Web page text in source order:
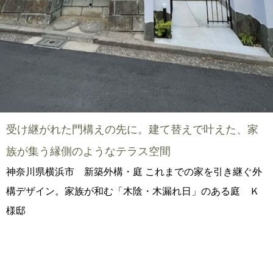
受け継がれた門構えの先に。建て替えで叶えた、家
族が集う縁側のようなテラス空間
神奈川県横浜市 新築外構・庭 これまでの家を引き継ぐ外
構デザイン。家族が和む「木陰・木漏れ日」のある庭 Ｋ
様邸